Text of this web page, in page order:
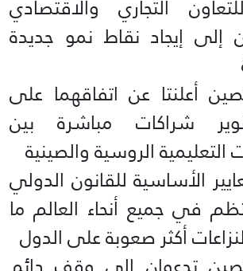
التجاري والاقتصادي
إلى إيجاد نقاط نمو جديدة
أعلنتا عن اتفاقهما على
شراكات مباشرة بين
الروسية والصينية
الأساسية للقانون الدولي
في جميع أنحاء العالم ما
أكثر صعوبة على الدول